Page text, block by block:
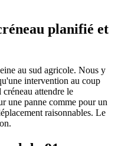
planifié et
au sud agricole. Nous y
intervention au coup
attendre le
une panne comme pour un
raisonnables. Le